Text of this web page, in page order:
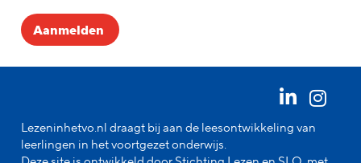
Lezeninhetvo.nl draagt bij aan de leesontwikkeling van
leerlingen in het voortgezet onderwijs.
Aanmelden